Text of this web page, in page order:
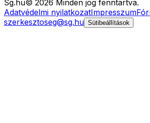
Sg.hu© 2026 Minden jog fenntartva.
Adatvédelmi nyilatkozatImpresszum
szerkesztoseg@sg.hu Sütibeállítások